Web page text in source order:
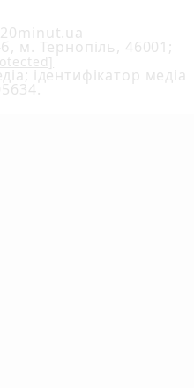
м. Тернопіль, 46001;
ідентифікатор медіа